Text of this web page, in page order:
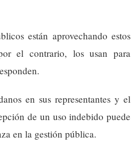
están aprovechando estos
el contrario, los usan para
en sus representantes y el
de un uso indebido puede
en la gestión pública.